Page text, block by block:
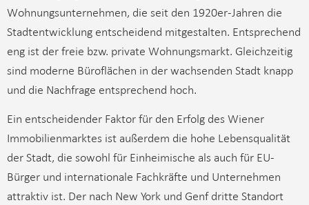
Wohnungsunternehmen, die seit den 1920er-Jahren die
Stadtentwicklung entscheidend mitgestalten. Entsprechend
eng ist der freie bzw. private Wohnungsmarkt. Gleichzeitig
sind moderne Büroflächen in der wachsenden Stadt knapp
und die Nachfrage entsprechend hoch.
Ein entscheidender Faktor für den Erfolg des Wiener
Immobilienmarktes ist außerdem die hohe Lebensqualität
der Stadt, die sowohl für Einheimische als auch für EU-
Bürger und internationale Fachkräfte und Unternehmen
attraktiv ist. Der nach New York und Genf dritte Standort